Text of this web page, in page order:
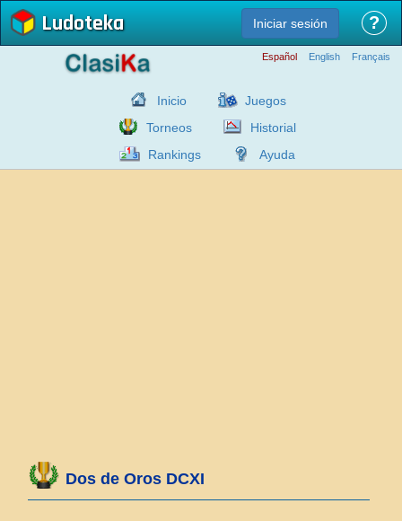
Ludoteka Iniciar sesión ?
Español English Français
Inicio
Juegos
Torneos
Historial
Rankings
Ayuda
Dos de Oros DCXI